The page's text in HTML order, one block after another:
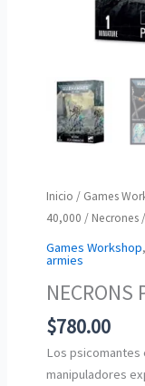
Inicio / Games
40,000 / Necrones
Games Workshop,
armies
NECRONS
$780.00
Los psicomantes
manipuladores